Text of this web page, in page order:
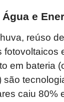
e
reúso
fotovoltaicos
em bateria
são
caiu 80%